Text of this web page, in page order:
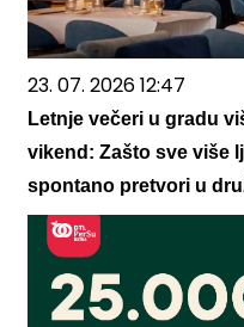
23. 07. 2026 12:47
Letnje večeri u gradu
vikend: Zašto sve više
spontano pretvori u